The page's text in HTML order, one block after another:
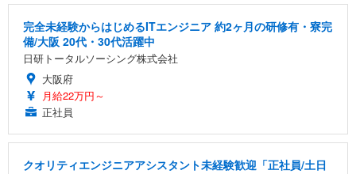
完全未経験からはじめるITエンジニア 約2ヶ月の研修有・寮完
備/大阪 20代・30代活躍中
日研トータルソーシング株式会社
大阪府
月給22万円～
正社員
クオリティエンジニアアシスタント未経験歓迎「正社員/土日